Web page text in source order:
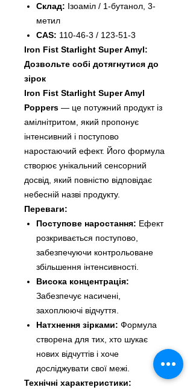
Склад: Ізоаміл / 1-бутанол, 3-
метил
CAS: 110-46-3 / 123-51-3
Iron Fist Starlight Super Amyl:
Дозвольте собі дотягнутися до
зірок
Iron Fist Starlight Super Amyl
Poppers — це потужний продукт із
амілнітритом, який пропонує
інтенсивний і поступово
наростаючий ефект. Його формула
створює унікальний сенсорний
досвід, який повністю відповідає
небесній назві продукту.
Переваги:
Поступове наростання: Ефект
розкривається поступово,
забезпечуючи контрольоване
збільшення інтенсивності.
Висока концентрація:
Забезпечує насичені,
захоплюючі відчуття.
Натхнення зірками: Формула
створена для тих, хто шукає
нових відчуттів і хоче
досліджувати свої межі.
Технічні характеристики: